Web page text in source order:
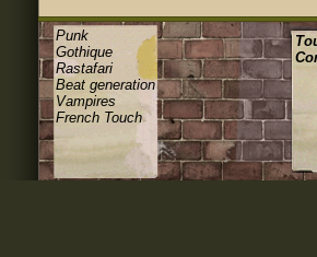
Punk
Gothique
Rastafari
Beat generation
Vampires
French Touch